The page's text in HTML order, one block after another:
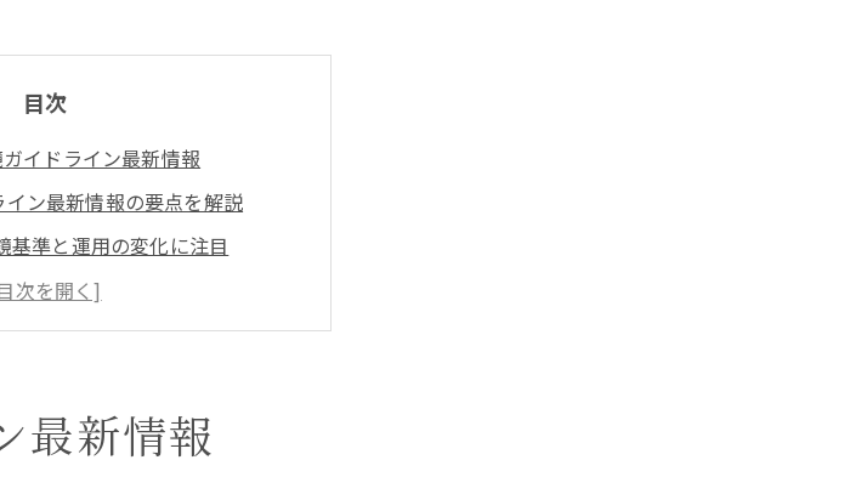
目次
イドライン最新情報
ン最新情報の要点を解説
基準と運用の変化に注目
イドライン最新動向まとめ
検査の最新指針を把握
鏡対応ポイント解説
の内視鏡検査ガイドライン解説
最新情報